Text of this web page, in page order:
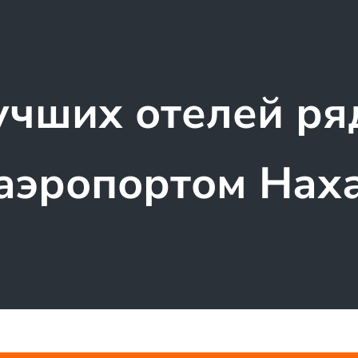
отелей